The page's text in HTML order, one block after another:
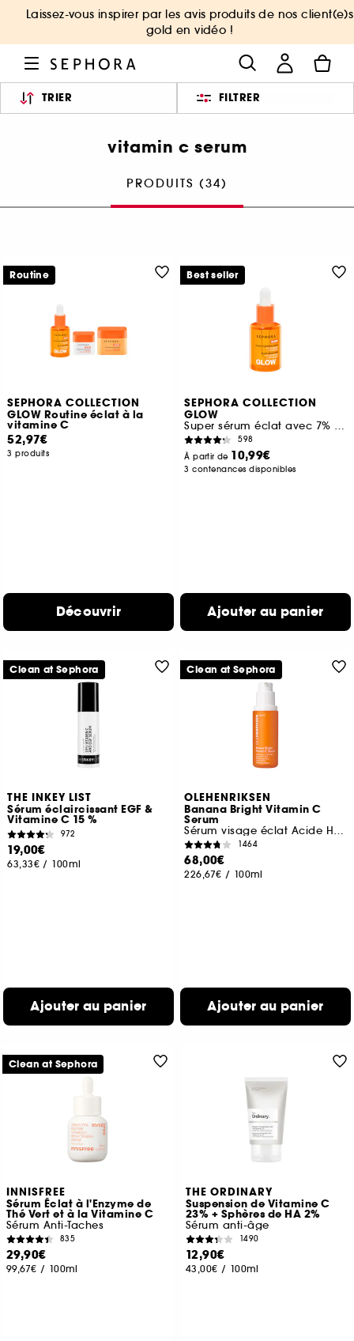
Laissez-vous inspirer par les avis produits de nos client(e)s
gold en vidéo !
TRIER FILTRER
vitamin c serum
PRODUITS (34)
SEPHORA COLLECTION
GLOW Routine éclat à la
vitamine C
52,97€
3 produits
Découvrir
Routine
SEPHORA COLLECTION
GLOW
Super sérum éclat avec 7% de vitamine C et de la vitamine E
598
À partir de 10,99€
3 contenances disponibles
Ajouter au panier
Best seller
THE INKEY LIST
Sérum éclaircissant EGF &
Vitamine C 15 %
972
19,00€
63,33€ / 100ml
Ajouter au panier
Clean at Sephora
OLEHENRIKSEN
Banana Bright Vitamin C
Serum
Sérum visage éclat Acide Hyaluronique
1464
68,00€
226,67€ / 100ml
Ajouter au panier
Clean at Sephora
INNISFREE
Sérum Éclat à l'Enzyme de
Thé Vert et à la Vitamine C
Sérum Anti-Taches
835
29,90€
99,67€ / 100ml
Clean at Sephora
THE ORDINARY
Suspension de Vitamine C
23% + Sphères de HA 2%
Sérum anti-âge
1490
12,90€
43,00€ / 100ml